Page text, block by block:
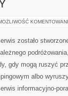
zostało
gdy mogą ruszyć
albo
informacyjno-